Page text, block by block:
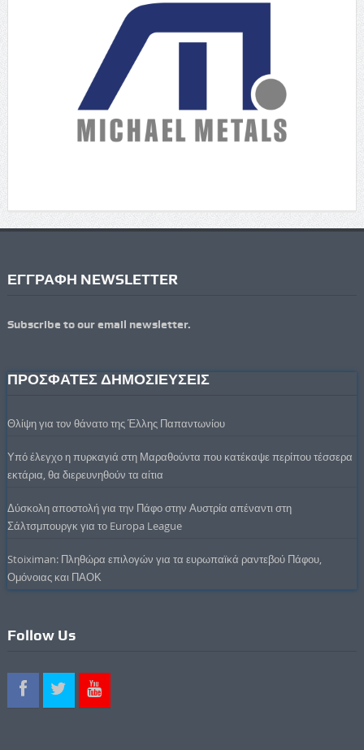
ΕΓΓΡΑΦΗ NEWSLETTER
Subscribe to our email newsletter.
ΠΡΟΣΦΑΤΕΣ ΔΗΜΟΣΙΕΥΣΕΙΣ
Θλίψη για τον θάνατο της Έλλης Παπαντωνίου
Υπό έλεγχο η πυρκαγιά στη Μαραθούντα που κατέκαψε περίπου τέσσερα
εκτάρια, θα διερευνηθούν τα αίτια
Δύσκολη αποστολή για την Πάφο στην Αυστρία απέναντι στη
Σάλτσμπουργκ για το Europa League
Stoiximan: Πληθώρα επιλογών για τα ευρωπαϊκά ραντεβού Πάφου,
Ομόνοιας και ΠΑΟΚ
Follow Us